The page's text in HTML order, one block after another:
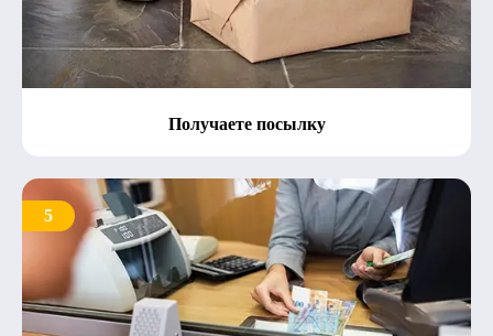
Получаете посылку
5